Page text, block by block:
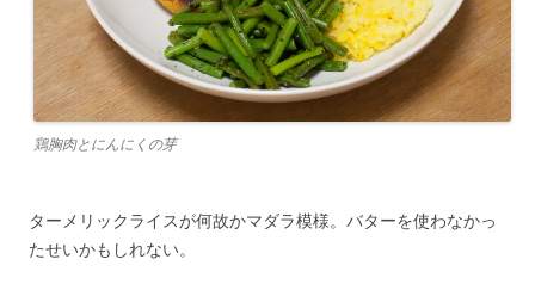
鶏胸肉とにんにくの芽
ターメリックライスが何故かマダラ模様。バターを使わなかっ
たせいかもしれない。